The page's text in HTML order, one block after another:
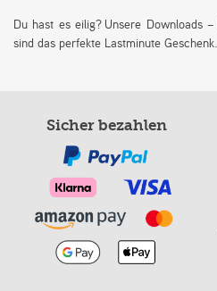
Du hast es eilig? Unsere Downloads
sind das perfekte Lastminute Geschenk.
Sicher bezahlen